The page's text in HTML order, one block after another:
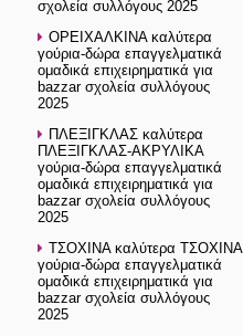
σχολεία συλλόγους 2025
ΟΡΕΙΧΑΛΚΙΝΑ καλύτερα
γούρια-δώρα επαγγελματικά
ομαδικά επιχειρηματικά για
bazzar σχολεία συλλόγους
2025
ΠΛΕΞΙΓΚΛΑΣ καλύτερα
ΠΛΕΞΙΓΚΛΑΣ-ΑΚΡΥΛΙΚΑ
γούρια-δώρα επαγγελματικά
ομαδικά επιχειρηματικά για
bazzar σχολεία συλλόγους
2025
ΤΣΟΧΙΝΑ καλύτερα ΤΣΟΧΙΝΑ
γούρια-δώρα επαγγελματικά
ομαδικά επιχειρηματικά για
bazzar σχολεία συλλόγους
2025